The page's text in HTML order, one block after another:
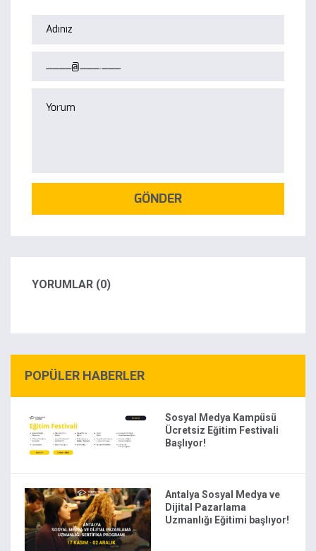
GÖNDER
YORUMLAR (0)
POPÜLER HABERLER
Sosyal Medya Kampüsü
Ücretsiz Eğitim Festivali
Başlıyor!
Antalya Sosyal Medya ve
Dijital Pazarlama
Uzmanlığı Eğitimi başlıyor!